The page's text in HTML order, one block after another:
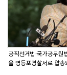
공직선거법·국가공무
울 영등포경찰서로 압